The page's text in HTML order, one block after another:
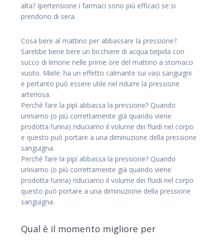
alta? Ipertensione i farmaci sono più efficaci se si
prendono di sera.
Cosa bere al mattino per abbassare la pressione?
Sarebbe bene bere un bicchiere di acqua tiepida con
succo di limone nelle prime ore del mattino a stomaco
vuoto. Miele: ha un effetto calmante sui vasi sanguigni
e pertanto può essere utile nel ridurre la pressione
arteriosa.
Perché fare la pipì abbassa la pressione? Quando
uriniamo (o più correttamente già quando viene
prodotta l’urina) riduciamo il volume dei fluidi nel corpo
e questo può portare a una diminuzione della pressione
sanguigna.
Perché fare la pipì abbassa la pressione? Quando
uriniamo (o più correttamente già quando viene
prodotta l’urina) riduciamo il volume dei fluidi nel corpo
questo può portare a una diminuzione della pressione
sanguigna.
Qual è il momento migliore per